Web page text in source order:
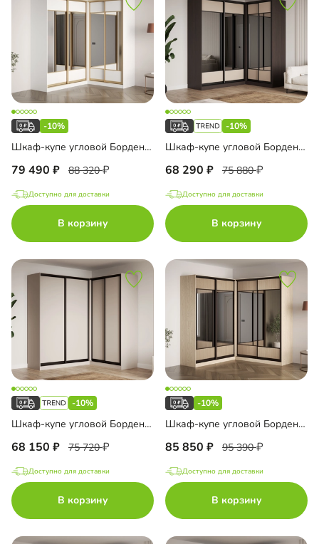
-10%
Шкаф-купе угловой Борден-6-1 1800 Премиум
79 490 88 320
Доступно для доставки
В корзину
-10%
Шкаф-купе угловой Борден-6-1 1600
68 290 75 880
Доступно для доставки
В корзину
-10%
Шкаф-купе угловой Борден-6-6 1800
68 150 75 720
Доступно для доставки
В корзину
-10%
Шкаф-купе угловой Борден-6-1 2200 Премиум
85 850 95 390
Доступно для доставки
В корзину